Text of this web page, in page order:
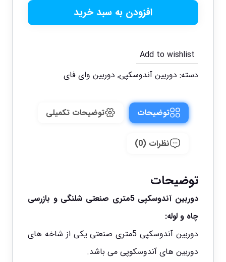
افزودن به سبد خرید
Add to wishlist
دسته: دوربین آندوسکپی, دوربین وای فای
توضیحات توضیحات تکمیلی
نظرات (0)
توضیحات
دوربین آندوسکپی 5متری صنعتی شلنگی و بازرسی
چاه و لوله:
دوربین آندوسکپی 5متری صنعتی یکی از شاخه های
دوربین های آندوسکوپی می باشد.